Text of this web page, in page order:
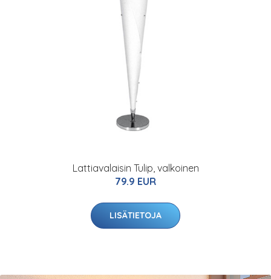
Lattiavalaisin Tulip, valkoinen
79.9 EUR
LISÄTIETOJA